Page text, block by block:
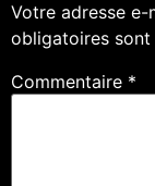
Votre adresse e-
obligatoires sont
Commentaire *